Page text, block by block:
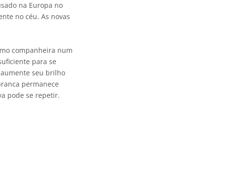
na Europa no
no céu. As novas
companheira num
para se
seu brilho
permanece
pode se repetir.